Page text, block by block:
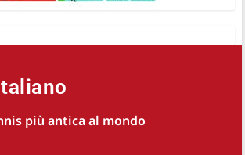
più antica al mondo